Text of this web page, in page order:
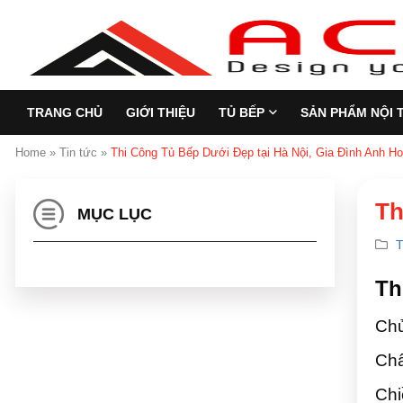
TRANG CHỦ GIỚI THIỆU TỦ BẾP SẢN PHẨM NỘI
Home » Tin tức » Thi Công Tủ Bếp Dưới Đẹp tại Hà Nội, Gia Đình Anh
MỤC LỤC